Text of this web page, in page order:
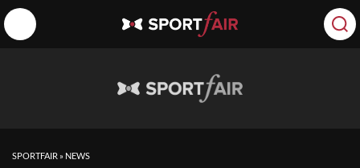
SPORTFAIR » NEWS